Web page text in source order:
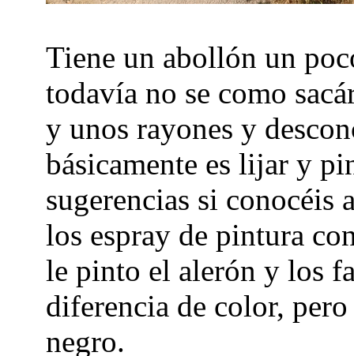
Tiene un abollón un
todavía no se como
y unos rayones y
básicamente es lijar y
sugerencias si conocéis
los espray de pintura
le pinto el alerón y los
diferencia de color,
negro.